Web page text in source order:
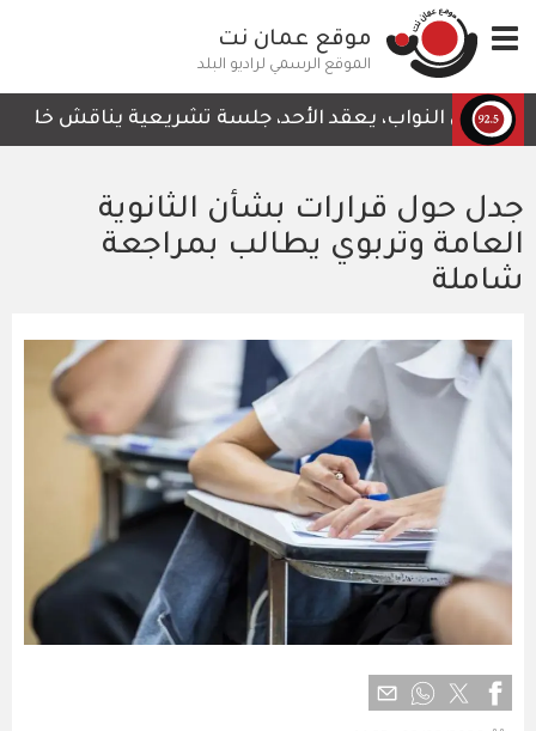
إلى
المحتوى
الرئيسي
Toggle
navigation
موقع عمان نت
الموقع الرسمي لراديو البلد
النواب، يعقد الأحد، جلسة تشريعية يناقش خلالها قرار
جدل حول قرارات بشأن الثانوية
العامة وتربوي يطالب بمراجعة
شاملة